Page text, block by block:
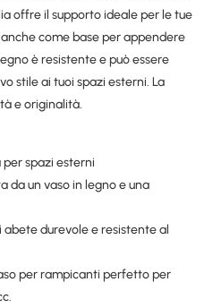
offre il supporto ideale per le tue
come base per appendere
è resistente e può essere
stile ai tuoi spazi esterni. La
e originalità.
per spazi esterni
da un vaso in legno e una
abete durevole e resistente al
per rampicanti perfetto per